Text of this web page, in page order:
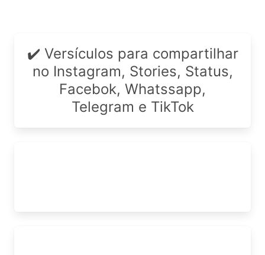
✔️ Versículos para compartilhar
no Instagram, Stories, Status,
Facebok, Whatssapp,
Telegram e TikTok